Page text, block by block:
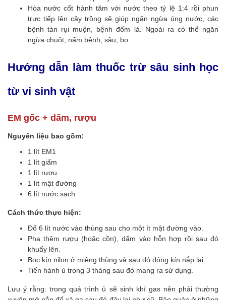
Hòa nước cốt hành tăm với nước theo tỷ lệ 1:4 rồi phun
trực tiếp lên cây trồng sẽ giúp ngăn ngừa úng nước, các
bệnh tàn rụi muộn, bệnh đốm lá. Ngoài ra có thể ngăn
ngừa chuột, nấm bệnh, sâu, bọ.
Hướng dẫn làm thuốc trừ sâu sinh học
từ vi sinh vật
EM gốc + dấm, rượu
Nguyên liệu bao gồm:
1 lít EM1
1 lít giấm
1 lít rượu
1 lít mật đường
6 lít nước sạch
Cách thức thực hiện:
Đổ 6 lít nước vào thùng sau cho một ít mật đường vào.
Pha thêm rượu (hoặc cồn), dấm vào hỗn hợp rồi sau đó
khuấy lên.
Bọc kín nilon ở miệng thùng và sau đó đóng kín nắp lại.
Tiến hành ủ trong 3 tháng sau đó mang ra sử dụng.
Lưu ý rằng: trong quá trình ủ sẽ sinh khí gas nên phải thường